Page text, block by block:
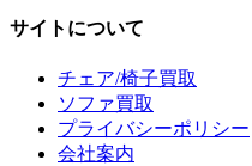
サイトについて
チェア/椅子買取
ソファ買取
プライバシーポリシー
会社案内